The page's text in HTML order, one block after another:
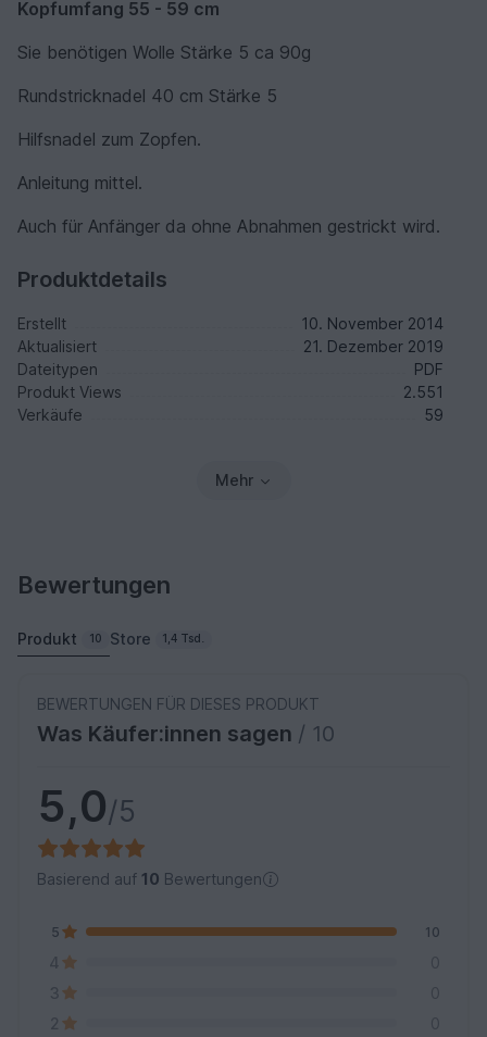
Kopfumfang 55 - 59 cm
Sie benötigen Wolle Stärke 5 ca 90g
Rundstricknadel 40 cm Stärke 5
Hilfsnadel zum Zopfen.
Anleitung mittel.
Auch für Anfänger da ohne Abnahmen gestrickt wird.
Produktdetails
Erstellt
10. November 2014
Aktualisiert
21. Dezember 2019
Dateitypen
PDF
Produkt Views
2.551
Verkäufe
59
Mehr
Bewertungen
Produkt 10 Store 1,4 Tsd.
BEWERTUNGEN FÜR DIESES PRODUKT
Was Käufer:innen sagen / 10
5,0/5
Basierend auf 10 Bewertungen
5 10
4
0
3
0
2
0